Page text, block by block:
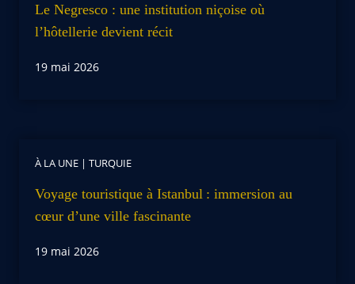
Le Negresco : une institution niçoise où
l’hôtellerie devient récit
19 mai 2026
À LA UNE | TURQUIE
Voyage touristique à Istanbul : immersion au
cœur d’une ville fascinante
19 mai 2026